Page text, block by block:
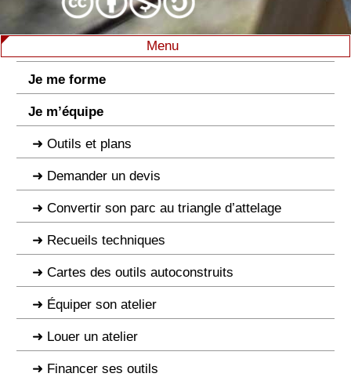
Menu
Je me forme
Je m’équipe
Outils et plans
Demander un devis
Convertir son parc au triangle d’attelage
Recueils techniques
Cartes des outils autoconstruits
Équiper son atelier
Louer un atelier
Financer ses outils